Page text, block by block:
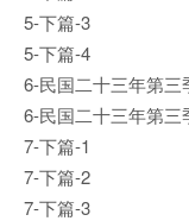
5-下篇-3
5-下篇-4
6-民国二十三年第三
6-民国二十三年第
7-下篇-1
7-下篇-2
7-下篇-3